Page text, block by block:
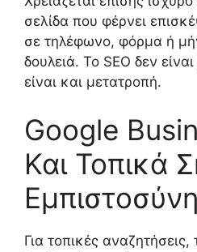
σελίδα που φέρνει
σε τηλέφωνο, φόρμα ή
δουλειά. Το SEO δεν
είναι και μετατροπή.
Google
Και Τοπικά
Για τοπικές